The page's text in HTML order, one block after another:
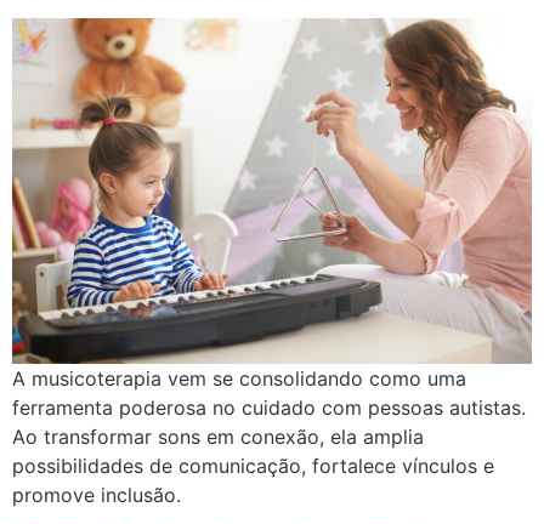
A musicoterapia vem se consolidando como uma
ferramenta poderosa no cuidado com pessoas autistas.
Ao transformar sons em conexão, ela amplia
possibilidades de comunicação, fortalece vínculos e
promove inclusão.